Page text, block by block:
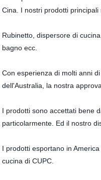
Cina. I nostri prodotti principali
Rubinetto, dispersore di
bagno ecc.
Con esperienza di molti anni
dell'Australia, la nostra
I prodotti sono accettati bene
particolarmente. Ed il nostro
I prodotti esportano in
cucina di CUPC.